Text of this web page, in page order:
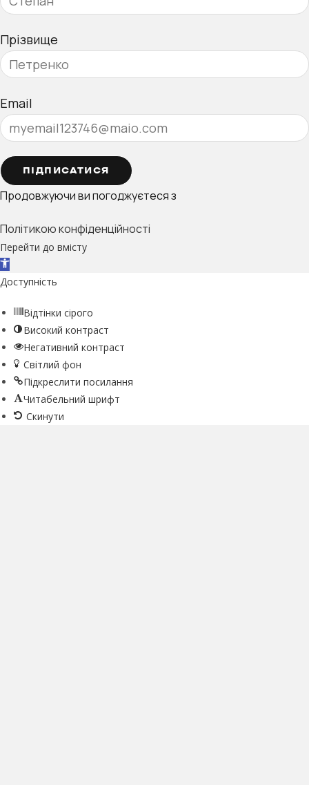
Прізвище
Email
ПІДПИСАТИСЯ
Продовжуючи ви погоджуєтеся з
Політикою конфіденційності
Перейти до вмісту
Відкрити Панель інструментів
Доступність
Відтінки сірого
Високий контраст
Негативний контраст
Світлий фон
Підкреслити посилання
Читабельний шрифт
Скинути